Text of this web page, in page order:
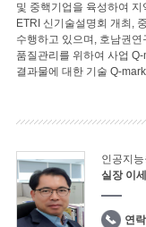
및 중핵기업을 육성하여
ETRI 신기술설명회 개최,
수행하고 있으며, 호남권
품질관리를 위하여 사업
결과물에 대한 기술 Q-
인공지
실장 이
연